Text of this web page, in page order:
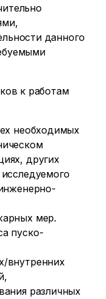
данного
к работам
необходимых
других
мер.
пуско-
внутренних
различных